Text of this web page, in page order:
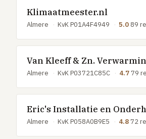
Klimaatmeester.nl
Almere · KvK P01A4F4949 · 5.0 89
Van Kleeff & Zn.
Almere · KvK P03721C85C · 4.779
Eric's Installatie en
Almere · KvK P058A0B9E5 · 4.872